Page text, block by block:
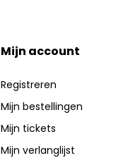
Mijn account
Registreren
Mijn bestellingen
Mijn tickets
Mijn verlanglijst